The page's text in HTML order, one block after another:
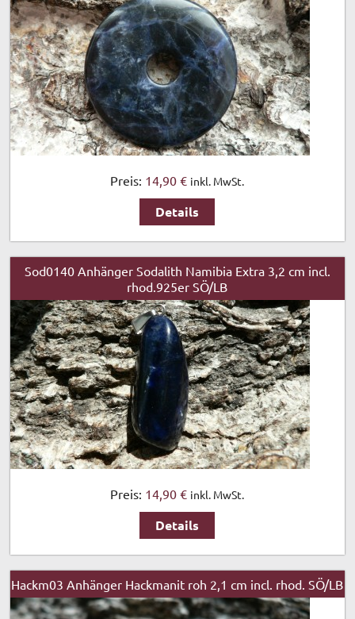
Preis: 14,90 € inkl. MwSt.
Details
Sod0140 Anhänger Sodalith Namibia Extra 3,2 cm incl.
rhod.925er SÖ/LB
Preis: 14,90 € inkl. MwSt.
Details
Hackm03 Anhänger Hackmanit roh 2,1 cm incl. rhod. SÖ/LB